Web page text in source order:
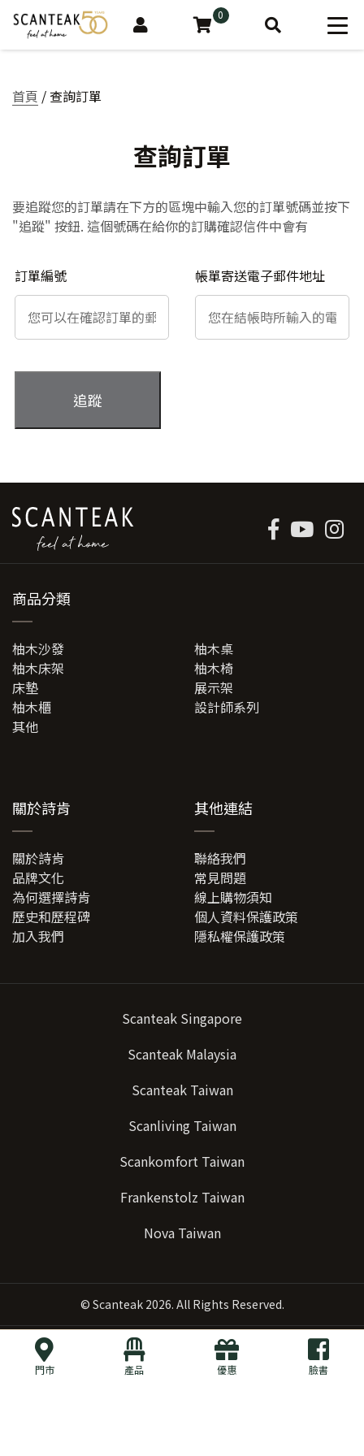
0
門市 產品 優惠 臉書
首頁 / 查詢訂單
查詢訂單
要追蹤您的訂單請在下方的區塊中輸入您的訂單號碼並按下
"追蹤" 按鈕. 這個號碼在給你的訂購確認信件中會有
訂單編號 帳單寄送電子郵件地址
追蹤
商品分類
柚木沙發
柚木桌
柚木床架
柚木椅
床墊
展示架
柚木櫃
設計師系列
其他
關於詩肯
關於詩肯
品牌文化
為何選擇詩肯
歷史和歷程碑
加入我們
其他連結
聯絡我們
常見問題
線上購物須知
個人資料保護政策
隱私權保護政策
Scanteak Singapore
Scanteak Malaysia
Scanteak Taiwan
Scanliving Taiwan
Scankomfort Taiwan
Frankenstolz Taiwan
Nova Taiwan
© Scanteak2026. All Rights Reserved.